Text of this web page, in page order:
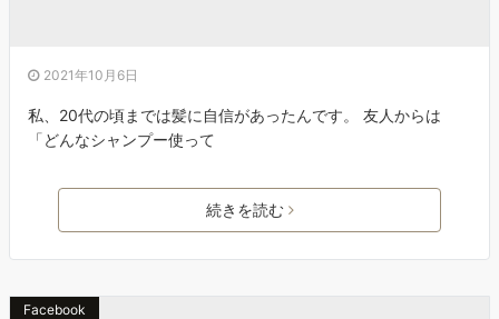
2021年10月6日
私、20代の頃までは髪に自信があったんです。 友人からは
「どんなシャンプー使って
続きを読む
Facebook